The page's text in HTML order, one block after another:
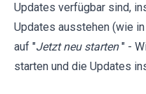
Updates verfügbar sind,
Updates ausstehen (wie
auf "Jetzt neu starten " -
starten und die Updates